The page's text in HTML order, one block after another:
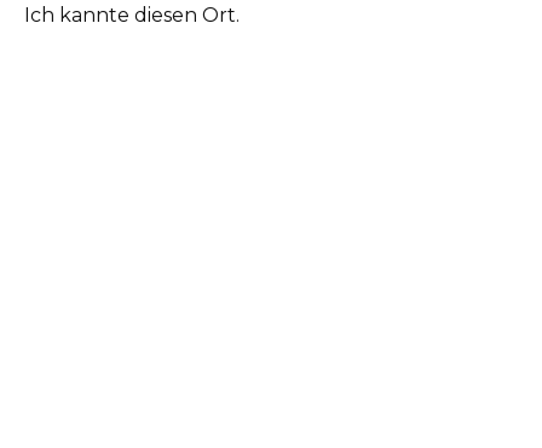
Ich kannte diesen Ort.